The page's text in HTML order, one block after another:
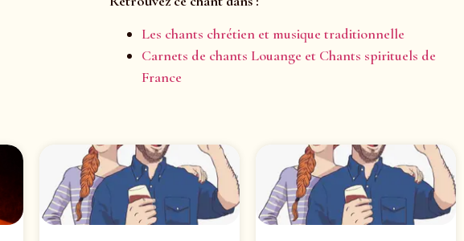
Les chants chrétien et musique traditionnelle
Carnets de chants Louange et Chants spirituels de
France